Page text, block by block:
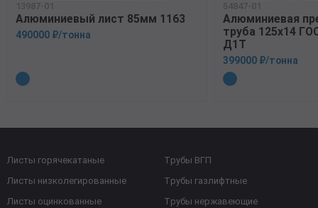
13987-01
Алюминиевый лист 85мм 1163
490000 ₽/тонна
54847-01
Алюминиевая
труба 125х14
Д1Т
399000 ₽/тонна
Листы горячекатаные
Листы низколегированные
Листы оцинкованные
Трубы ВГП
Трубы газлифтные
Трубы нержавеющие